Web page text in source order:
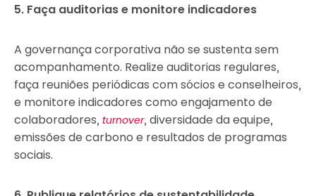
5. Faça auditorias e monitore indicadores
A governança corporativa não se sustenta sem
acompanhamento. Realize auditorias regulares,
faça reuniões periódicas com sócios e conselheiros,
e monitore indicadores como engajamento de
colaboradores, turnover, diversidade da equipe,
emissões de carbono e resultados de programas
sociais.